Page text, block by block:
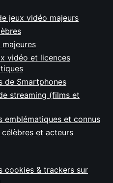
jeux vidéo majeurs
majeures
vidéo et licences
de Smartphones
streaming (films et
emblématiques et connus
et acteurs
cookies & trackers sur